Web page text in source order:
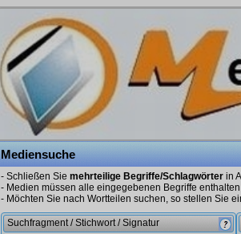
Mediensuche
- Schließen Sie mehrteilige Begriffe/Schlagwörter in
- Medien müssen alle eingegebenen Begriffe enthalten
- Möchten Sie nach Wortteilen suchen, so stellen Sie
Suchfragment / Stichwort / Signatur